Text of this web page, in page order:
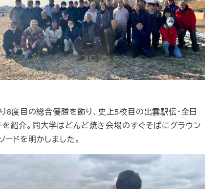
8度目の総合優勝を飾り、史上5校目の出雲駅伝・全日
紹介。同大学はどんど焼き会場のすぐそばにグラウン
ドを明かしました。